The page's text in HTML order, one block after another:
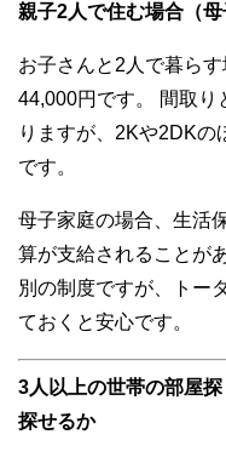
親子2人で住む場合（母
お子さんと2人で暮ら
44,000円です。 間取り
りますが、2Kや2DKの
です。
母子家庭の場合、生活
算が支給されることが
別の制度ですが、トー
ておくと安心です。
3人以上の世帯の部屋
探せるか